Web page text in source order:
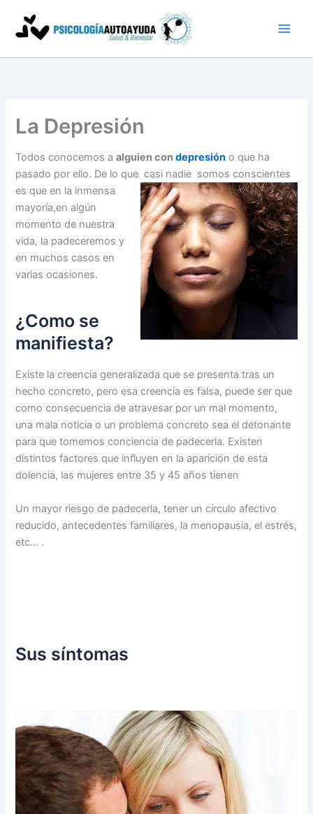
contenido
La Depresión
Todos conocemos aalguien condepresión o que ha
pasado por ello. De lo que casi nadie somos conscientes
es que en la inmensa
mayoría,en algún
momento de nuestra
vida, la padeceremos y
en muchos casos en
varias ocasiones.
¿Como se
manifiesta?
Existe la creencia generalizada que se presenta tras un
hecho concreto, pero esa creencia es falsa, puede ser que
como consecuencia de atravesar por un mal momento,
una mala noticia o un problema concreto sea el detonante
para que tomemos conciencia de padecerla. Existen
distintos factores que influyen en la aparición de esta
dolencia, las mujeres entre 35 y 45 años tienen
Un mayor riesgo de padecerla, tener un círculo afectivo
reducido, antecedentes familiares, la menopausia, el estrés,
etc… .
Sus síntomas